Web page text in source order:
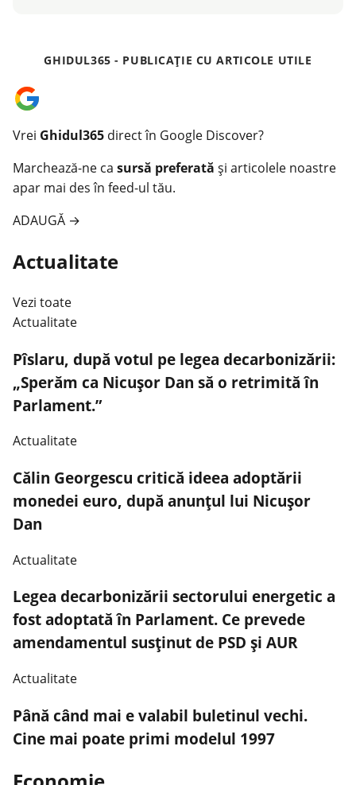
GHIDUL365 - PUBLICAȚIE CU ARTICOLE UTILE
Vrei Ghidul365 direct în Google Discover?
Marchează-ne ca sursă preferată și articolele noastre
apar mai des în feed-ul tău.
ADAUGĂ →
Actualitate
Vezi toate
Actualitate
Pîslaru, după votul pe legea decarbonizării:
„Sperăm ca Nicușor Dan să o retrimită în
Parlament.”
Actualitate
Călin Georgescu critică ideea adoptării
monedei euro, după anunțul lui Nicușor
Dan
Actualitate
Legea decarbonizării sectorului energetic a
fost adoptată în Parlament. Ce prevede
amendamentul susținut de PSD și AUR
Actualitate
Până când mai e valabil buletinul vechi.
Cine mai poate primi modelul 1997